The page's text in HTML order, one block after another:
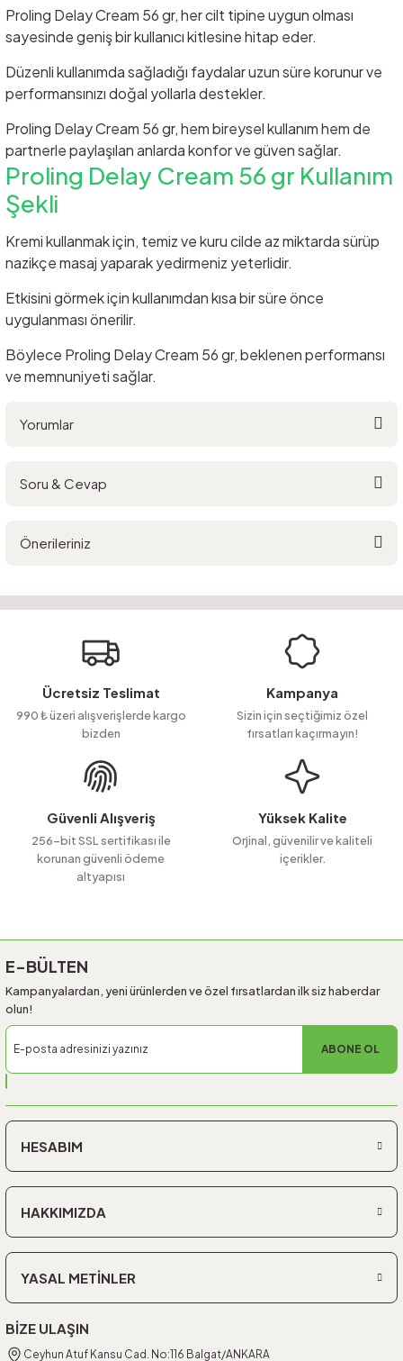
Proling Delay Cream 56 gr, her cilt tipine uygun olması
sayesinde geniş bir kullanıcı kitlesine hitap eder.
Düzenli kullanımda sağladığı faydalar uzun süre korunur ve
performansınızı doğal yollarla destekler.
Proling Delay Cream 56 gr, hem bireysel kullanım hem de
partnerle paylaşılan anlarda konfor ve güven sağlar.
Proling Delay Cream 56 gr Kullanım
Şekli
Kremi kullanmak için, temiz ve kuru cilde az miktarda sürüp
nazikçe masaj yaparak yedirmeniz yeterlidir.
Etkisini görmek için kullanımdan kısa bir süre önce
uygulanması önerilir.
Böylece Proling Delay Cream 56 gr, beklenen performansı
ve memnuniyeti sağlar.
Yorumlar
Soru & Cevap
Soru Sor
Önerileriniz
Görüş ve önerileriniz için teşekkür ederiz.
Ürün resmi kalitesiz, bozuk veya görüntülenemiyor.
Ürün açıklamasında eksik bilgiler bulunuyor.
Ürün bilgilerinde hatalar bulunuyor.
Ürün fiyatı diğer sitelerden daha pahalı.
Bu ürüne benzer farklı alternatifler olmalı.
Ücretsiz Teslimat
990 ₺ üzeri alışverişlerde kargo
bizden
Kampanya
Sizin için seçtiğimiz özel
fırsatları kaçırmayın!
Güvenli Alışveriş
256-bit SSL sertifikası ile
korunan güvenli ödeme
altyapısı
Yüksek Kalite
Orjinal, güvenilir ve kaliteli
içerikler.
E-BÜLTEN
Kampanyalardan, yeni ürünlerden ve özel fırsatlardan ilk siz haberdar
olun!
ABONE OL
HESABIM
HAKKIMIZDA
YASAL METİNLER
BİZE ULAŞIN
Ceyhun Atuf Kansu Cad. No:116 Balgat/ANKARA